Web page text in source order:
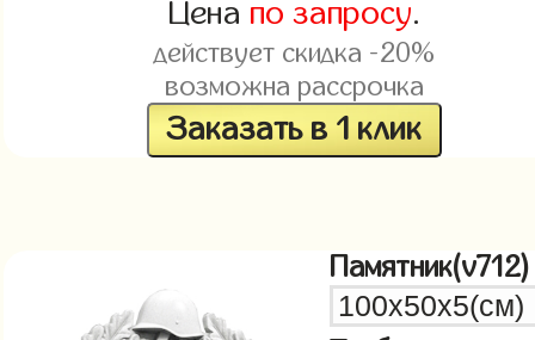
Цена по запросу.
действует скидка -20%
возможна рассрочка
Заказать в 1 клик
Памятник(v712)